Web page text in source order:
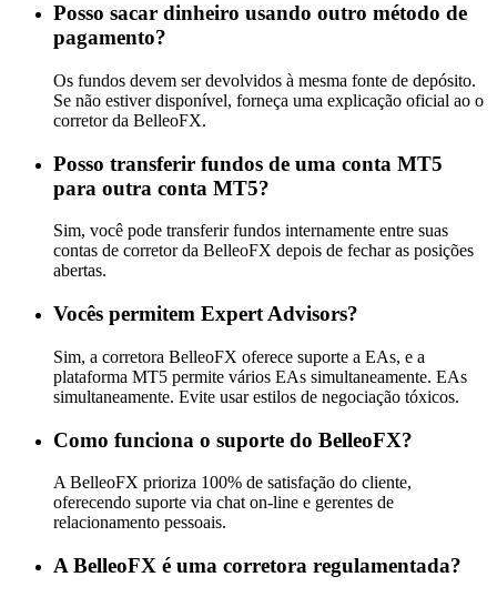
Posso sacar dinheiro usando outro método de
pagamento?
Os fundos devem ser devolvidos à mesma fonte de depósito.
Se não estiver disponível, forneça uma explicação oficial ao o
corretor da BelleoFX.
Posso transferir fundos de uma conta MT5
para outra conta MT5?
Sim, você pode transferir fundos internamente entre suas
contas de corretor da BelleoFX depois de fechar as posições
abertas.
Vocês permitem Expert Advisors?
Sim, a corretora BelleoFX oferece suporte a EAs, e a
plataforma MT5 permite vários EAs simultaneamente. EAs
simultaneamente. Evite usar estilos de negociação tóxicos.
Como funciona o suporte do BelleoFX?
A BelleoFX prioriza 100% de satisfação do cliente,
oferecendo suporte via chat on-line e gerentes de
relacionamento pessoais.
A BelleoFX é uma corretora regulamentada?